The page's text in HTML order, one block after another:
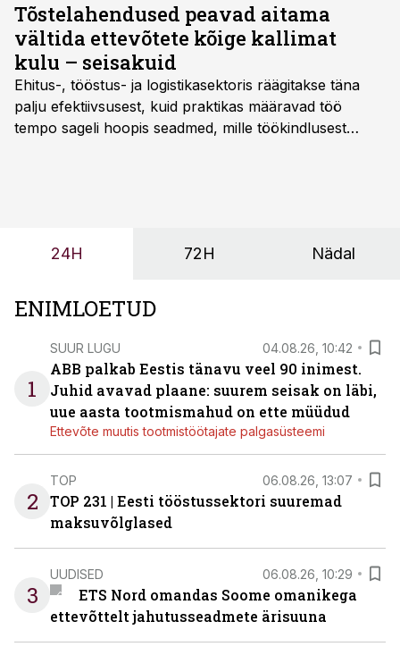
Tõstelahendused peavad aitama
vältida ettevõtete kõige kallimat
kulu – seisakuid
Ehitus-, tööstus- ja logistikasektoris räägitakse täna
palju efektiivsusest, kuid praktikas määravad töö
tempo sageli hoopis seadmed, mille töökindlusest
24H 72H Nädal
ENIMLOETUD
1
SUUR LUGU 04.08.26, 10:42
ABB palkab Eestis tänavu veel 90 inimest.
Juhid avavad plaane: suurem seisak on läbi,
uue aasta tootmismahud on ette müüdud
Ettevõte muutis tootmistöötajate palgasüsteemi
2
TOP 06.08.26, 13:07
TOP 231 | Eesti tööstussektori suuremad
maksuvõlglased
3
UUDISED 06.08.26, 10:29
ETS Nord omandas Soome omanikega
ettevõttelt jahutusseadmete ärisuuna